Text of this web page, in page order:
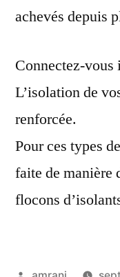
achevés depuis
Connectez-
L’isolation de
renforcée.
Pour ces types
faite de manière
flocons
Publié